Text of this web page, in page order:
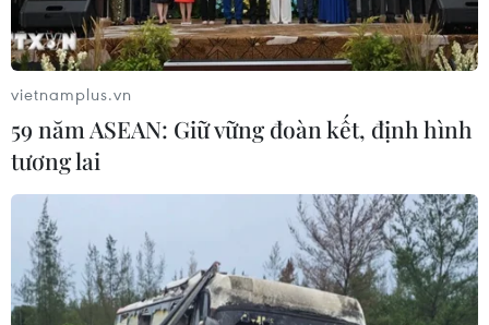
Ngân hàng Trung ương Trung Quốc
mua thêm 20 tấn vàng trong tháng 7
Chuyên gia quốc tế đánh giá tích cực
về tiền đồng của Việt Nam
07/08/2026 12:46
vietnamplus.vn
59 năm ASEAN: Giữ vững đoàn kết, định hình
tương lai